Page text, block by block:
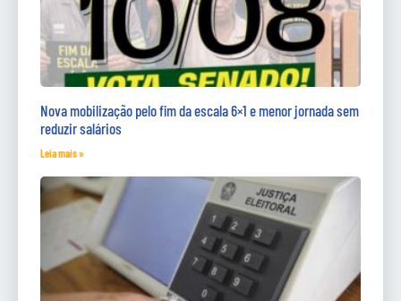
Nova mobilização pelo fim da escala 6×1 e menor jornada sem
reduzir salários
Leia mais »